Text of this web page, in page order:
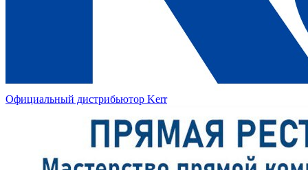
Официальный дистрибьютор Kerr